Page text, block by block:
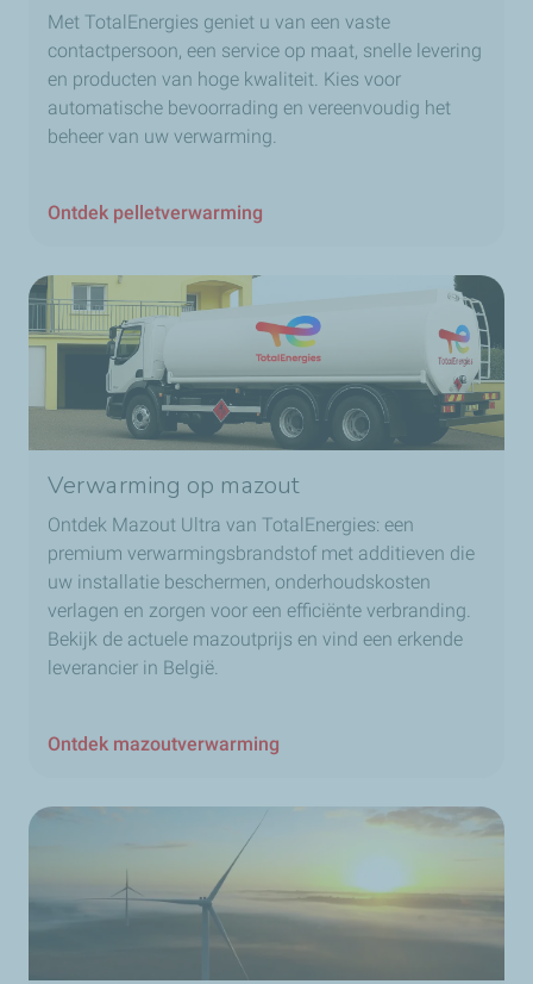
Met TotalEnergies geniet u van een vaste
contactpersoon, een service op maat, snelle levering
en producten van hoge kwaliteit. Kies voor
automatische bevoorrading en vereenvoudig het
beheer van uw verwarming.
Ontdek pelletverwarming
Verwarming op mazout
Ontdek Mazout Ultra van TotalEnergies: een
premium verwarmingsbrandstof met additieven die
uw installatie beschermen, onderhoudskosten
verlagen en zorgen voor een efficiënte verbranding.
Bekijk de actuele mazoutprijs en vind een erkende
leverancier in België.
Ontdek mazoutverwarming